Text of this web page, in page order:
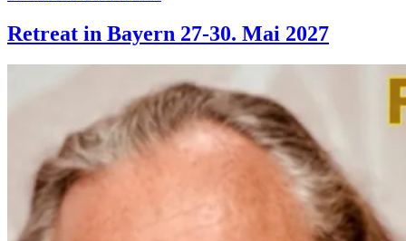
Retreat in Bayern 27-30. Mai 2027